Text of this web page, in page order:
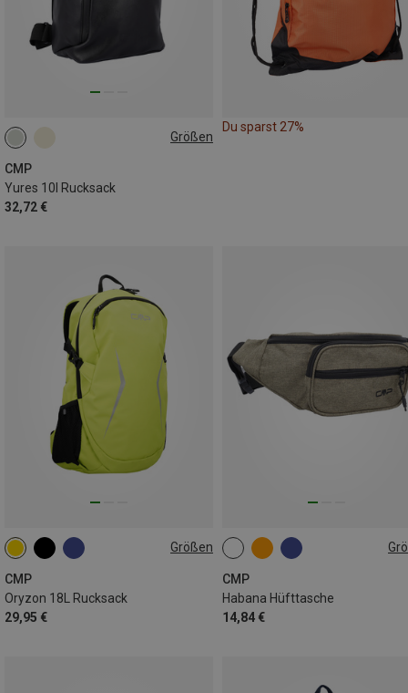
Größen
CMP
Yures 10l Rucksack
32,72 €
10L
Du sparst 27%
Größen
CMP
Oryzon 18L Rucksack
29,95 €
18L
CMP
Habana Hüfttasche
14,84 €
ONE SIZE